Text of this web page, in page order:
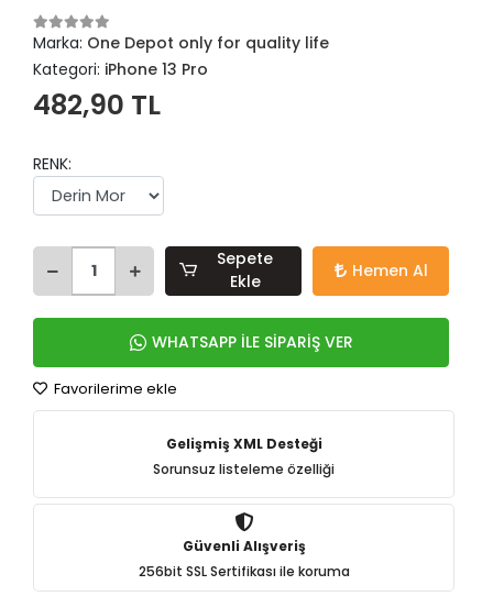
Marka: One Depot only for quality life
Kategori: iPhone 13 Pro
482,90 TL
RENK:
Sepete
Ekle
Hemen Al
WHATSAPP İLE SİPARİŞ VER
Favorilerime ekle
Gelişmiş XML Desteği
Sorunsuz listeleme özelliği
Güvenli Alışveriş
256bit SSL Sertifikası ile koruma